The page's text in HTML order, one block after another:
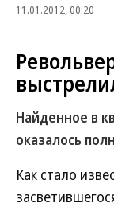
11.01.2012, 00:20
Найденное в
оказалось
Как стало